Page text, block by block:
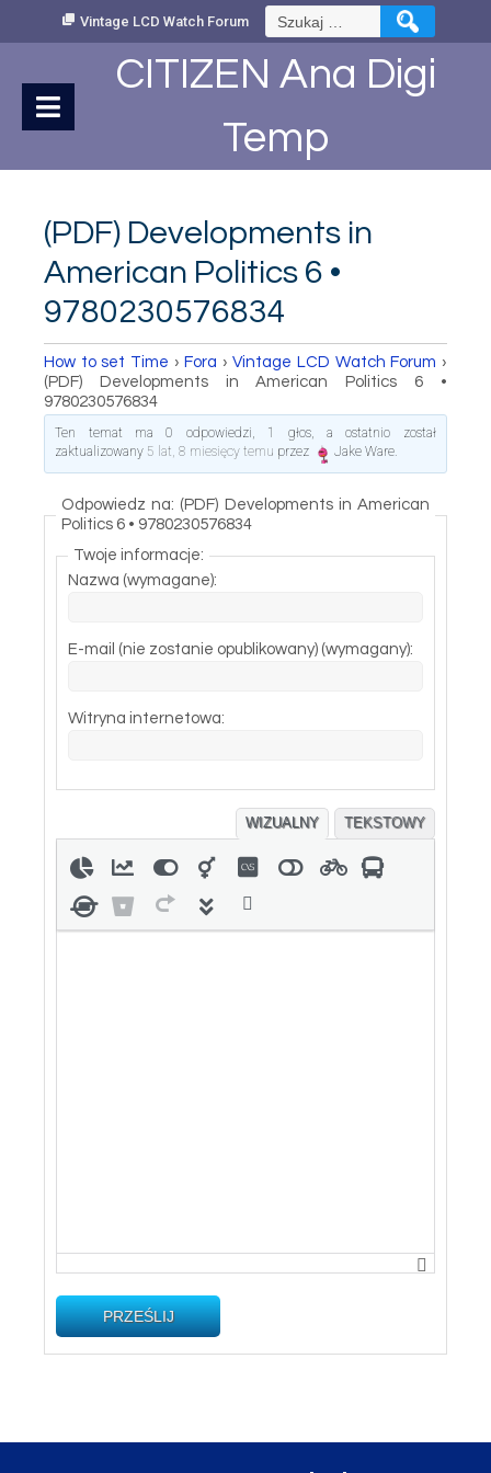
Vintage LCD Watch Forum Szukaj:
CITIZEN Ana Digi
Temp
(PDF) Developments in
American Politics 6 •
9780230576834
How to set Time › Fora › Vintage LCD Watch Forum ›
(PDF) Developments in American Politics 6 •
9780230576834
Ten temat ma 0 odpowiedzi, 1 głos, a ostatnio został
zaktualizowany 5 lat, 8 miesięcy temu przez Jake Ware.
Odpowiedz na: (PDF) Developments in American
Politics 6 • 9780230576834
Twoje informacje:
Nazwa (wymagane):
E-mail (nie zostanie opublikowany) (wymagany):
Witryna internetowa:
WIZUALNY TEKSTOWY
PRZEŚLIJ